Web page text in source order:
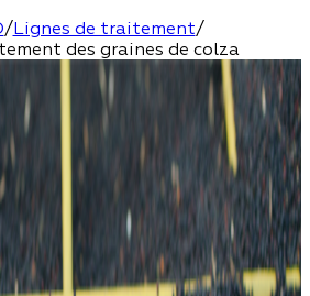
/Lignes de traitement/
des graines de colza